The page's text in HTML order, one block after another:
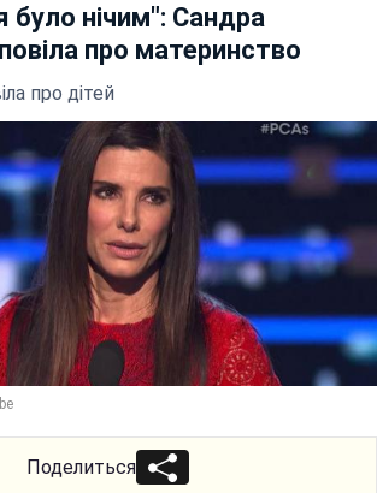
нічим": Сандра
про материнство
про дітей
Поделиться